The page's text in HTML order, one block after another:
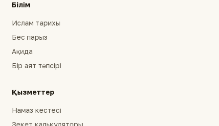
Білім
Ислам тарихы
Бес парыз
Ақида
Бір аят тәпсірі
Қызметтер
Намаз кестесі
Зекет калькуляторы